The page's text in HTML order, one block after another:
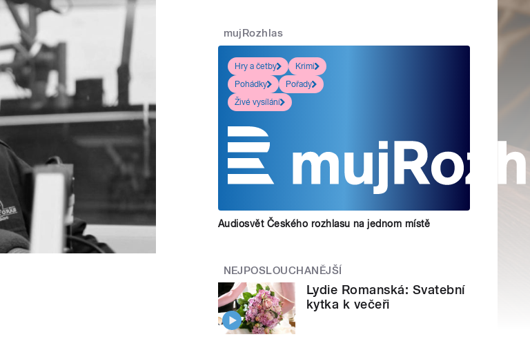
mujRozhlas
Hry a četby
Krimi
Pohádky
Pořady
Živé vysílání
Audiosvět Českého rozhlasu na jednom místě
NEJPOSLOUCHANĚJŠÍ
Lydie Romanská: Svatební
kytka k večeři